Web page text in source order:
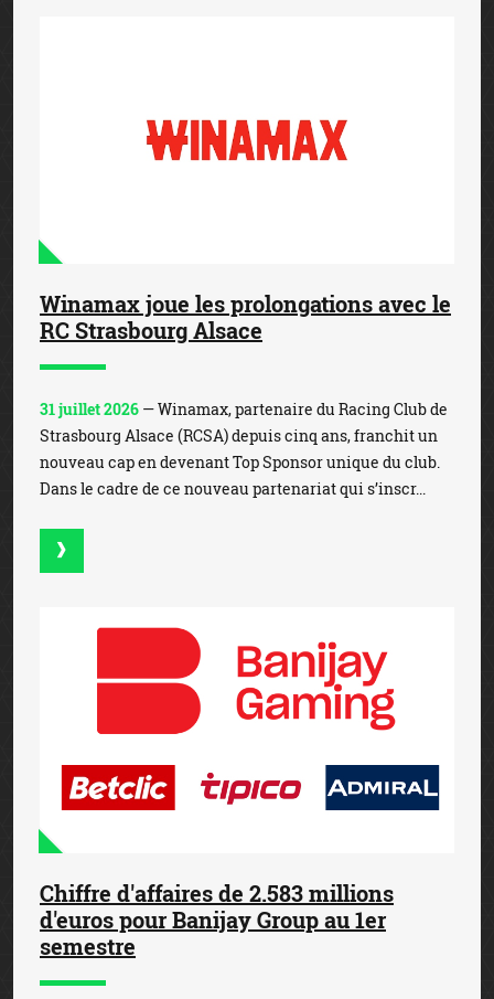
Winamax joue les prolongations avec le
RC Strasbourg Alsace
31 juillet 2026 — Winamax, partenaire du Racing Club de
Strasbourg Alsace (RCSA) depuis cinq ans, franchit un
nouveau cap en devenant Top Sponsor unique du club.
Dans le cadre de ce nouveau partenariat qui s’inscr...
Chiffre d'affaires de 2.583 millions
d'euros pour Banijay Group au 1er
semestre